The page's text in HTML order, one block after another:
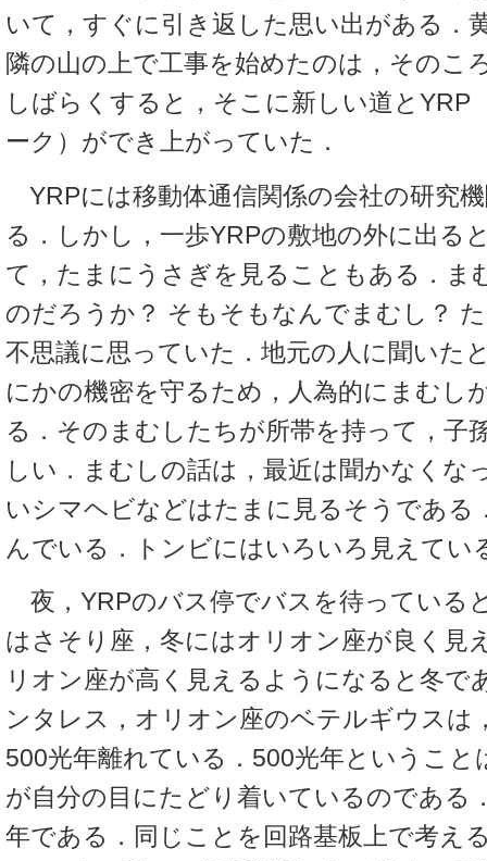
いて，すぐに引き返した思い出がある．
隣の山の上で工事を始めたのは，そのこ
しばらくすると，そこに新しい道とYRP
ーク）ができ上がっていた．
YRPには移動体通信関係の会社の研究
る．しかし，一歩YRPの敷地の外に出る
て，たまにうさぎを見ることもある．ま
のだろうか？ そもそもなんでまむし？
不思議に思っていた．地元の人に聞いた
にかの機密を守るため，人為的にまむし
る．そのまむしたちが所帯を持って，子
しい．まむしの話は，最近は聞かなくな
いシマヘビなどはたまに見るそうである
んでいる．トンビにはいろいろ見えてい
夜，YRPのバス停でバスを待っている
はさそり座，冬にはオリオン座が良く見
リオン座が高く見えるようになると冬で
ンタレス，オリオン座のベテルギウスは
500光年離れている．500光年ということ
が自分の目にたどり着いているのである
年である．同じことを回路基板上で考え